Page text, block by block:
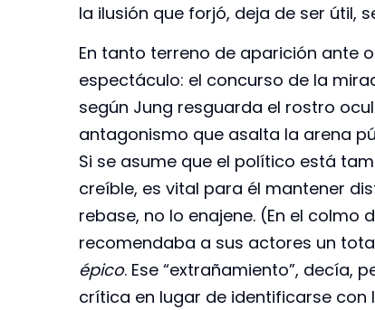
la ilusión que forjó, deja de ser útil,
En tanto terreno de aparición ante
espectáculo: el concurso de la
según Jung resguarda el rostro
antagonismo que asalta la arena
Si se asume que el político está
creíble, es vital para él mantener
rebase, no lo enajene. (En el
recomendaba a sus actores un
épico. Ese “extrañamiento”, decía,
crítica en lugar de identificarse con